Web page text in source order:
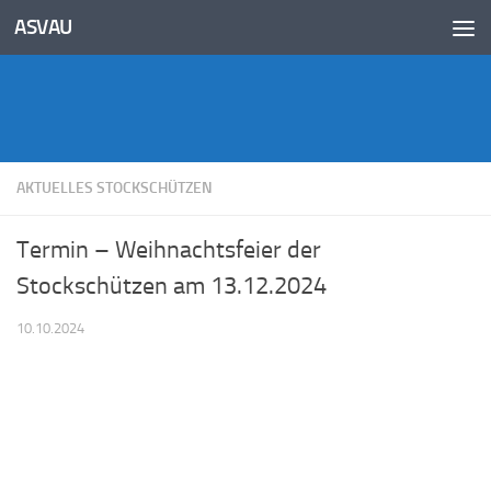
springen
Unter dem Inhalt
ASVAU
AKTUELLES STOCKSCHÜTZEN
Termin – Weihnachtsfeier der
Stockschützen am 13.12.2024
10.10.2024